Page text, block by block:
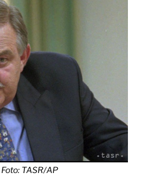
Foto: TASR/AP